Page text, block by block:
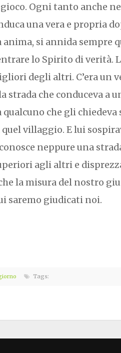
Ogni tanto anche
una vera e propria
si annida sempre
lo Spirito di verità.
degli altri. C’era un
strada che conduceva a
che gli chiedeva
villaggio. E lui
neppure una
agli altri e
la misura del nostro
saremo giudicati noi.
Tags: